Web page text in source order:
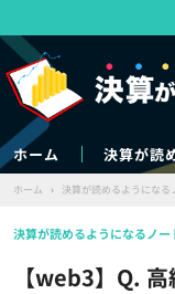
ホーム 決算が読
ホーム › 決算が読めるようになる
【web3】Q.
決算が読めるようになるノー